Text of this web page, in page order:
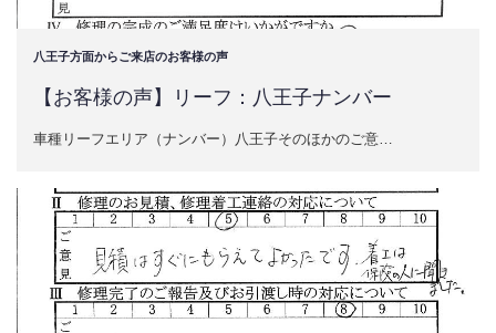
八王子方面からご来店のお客様の声
【お客様の声】リーフ：八王子ナンバー
車種リーフエリア（ナンバー）八王子そのほかのご意…